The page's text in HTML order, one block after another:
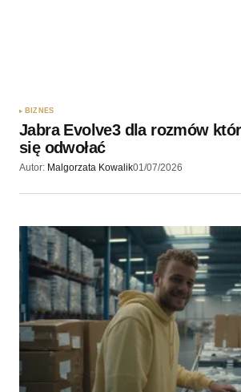
BIZNES
Jabra Evolve3 dla rozmów
się odwołać
Autor: Malgorzata Kowalik01/07/2026